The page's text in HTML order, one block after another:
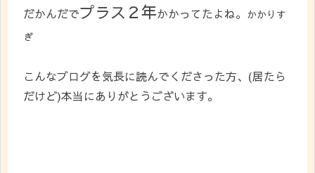
だかんだでプラス２年かかってたよね。 かかりす
ぎ
こんなブログを気長に読んでくださった方、(居たら
だけど)本当にありがとうございます。